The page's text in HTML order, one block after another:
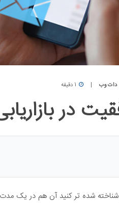
دات وب 1 دقیقه
شده تر کنید آن هم در یک مدت